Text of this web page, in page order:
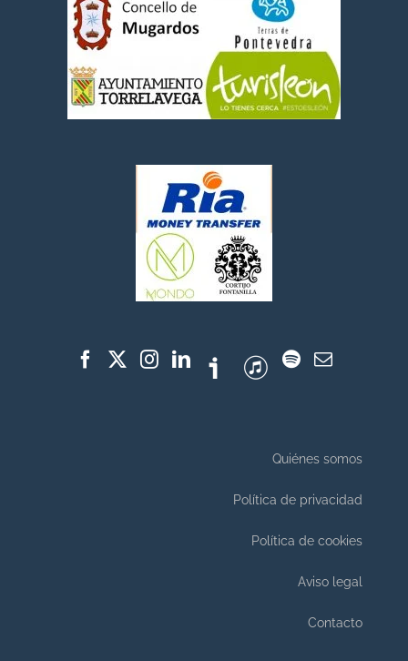
Quiénes somos
Política de privacidad
Política de cookies
Aviso legal
Contacto